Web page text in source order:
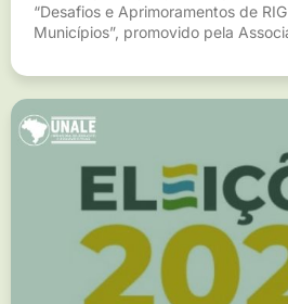
“Desafios e Aprimoramentos de
Municípios”, promovido pela